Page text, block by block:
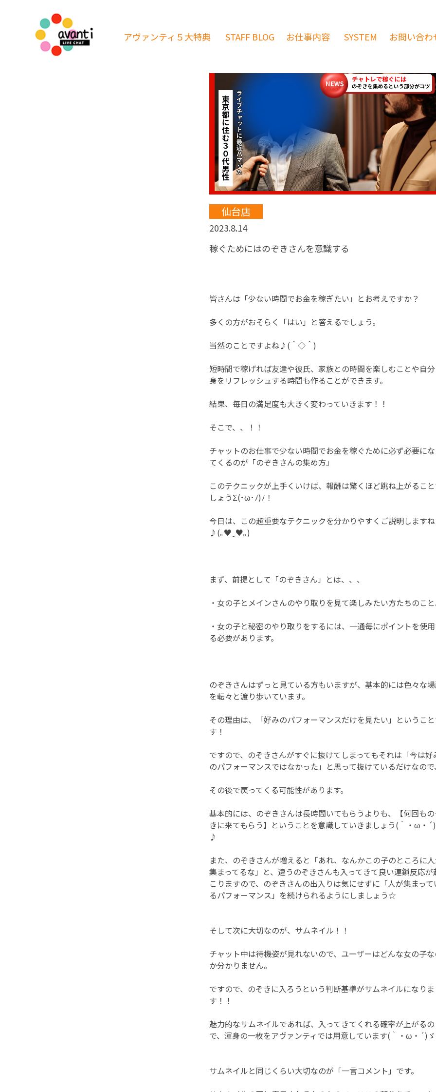
アヴァンティ ５大特典 STAFFBLOG お仕事内容 SYSTEM お問い合わ
仙台店
2023.8.14
稼ぐためにはのぞきさんを意識する
皆さんは「少ない時間でお金を稼ぎたい」とお考えですか？
多くの方がおそらく「はい」と答えるでしょう。
当然のことですよね♪(＾◇＾)
短時間で稼げれば友達や彼氏、家族との時間を楽しむことや自
身をリフレッシュする時間も作ることができます。
結果、毎日の満足度も大きく変わっていきます！！
そこで、、！！
チャットのお仕事で少ない時間でお金を稼ぐために必ず必要に
てくるのが「のぞきさんの集め方」
このテクニックが上手くいけば、報酬は驚くほど跳ね上がるこ
しょうΣ(･ω･ﾉ)ﾉ！
今日は、この超重要なテクニックを分かりやすくご説明しますね
♪(｡♥‿♥｡)
まず、前提として「のぞきさん」とは、、、
・女の子とメインさんのやり取りを見て楽しみたい方たちのこ
・女の子と秘密のやり取りをするには、一通毎にポイントを使
る必要があります。
のぞきさんはずっと見ている方もいますが、基本的には色々な
を転々と渡り歩いています。
その理由は、「好みのパフォーマンスだけを見たい」というこ
す！
ですので、のぞきさんがすぐに抜けてしまってもそれは「今は好
のパフォーマンスではなかった」と思って抜けているだけなの
その後で戻ってくる可能性があります。
基本的には、のぞきさんは長時間いてもらうよりも、【何回も
きに来てもらう】ということを意識していきましょう(｀・ω・
♪
また、のぞきさんが増えると「あれ、なんかこの子のところに
集まってるな」と、違うのぞきさんも入ってきて良い連鎖反応が
こりますので、のぞきさんの出入りは気にせずに「人が集まって
るパフォーマンス」を続けられるようにしましょう☆
そして次に大切なのが、サムネイル！！
チャット中は待機姿が見れないので、ユーザーはどんな女の子
か分かりません。
ですので、のぞきに入ろうという判断基準がサムネイルになりま
す！！
魅力的なサムネイルであれば、入ってきてくれる確率が上がるの
で、渾身の一枚をアヴァンティでは用意しています(｀・ω・´)ゞ
サムネイルと同じくらい大切なのが「一言コメント」です。